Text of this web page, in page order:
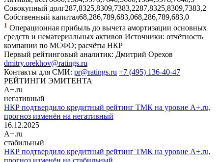
Совокупный долг287,8325,8309,7383,2287,8325,8309,7383,2
Собственный капитал68,286,789,683,068,286,789,683,0
1 Операционная прибыль до вычета амортизации основных
средств и нематериальных активов Источники: отчётность
компании по МСФО; расчёты НКР
Первый рейтинговый аналитик: Дмитрий Орехов
dmitry.orekhov@ratings.ru
Контакты для СМИ: pr@ratings.ru +7 (495) 136-40-47
РЕЙТИНГИ ЭМИТЕНТА
A+.ru
негативный
НКР подтвердило кредитный рейтинг ТМК на уровне A+.ru,
прогноз изменён на негативный
16.12.2025
A+.ru
стабильный
НКР подтвердило кредитный рейтинг ТМК на уровне A+.ru,